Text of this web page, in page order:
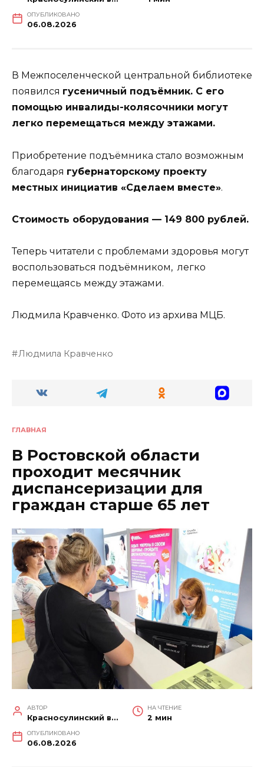
ОПУБЛИКОВАНО
06.08.2026
В Межпоселенческой центральной библиотеке
появился гусеничный подъёмник. С его
помощью инвалиды-колясочники могут
легко перемещаться между этажами.
Приобретение подъёмника стало возможным
благодаря губернаторскому проекту
местных инициатив «Сделаем вместе».
Стоимость оборудования — 149 800 рублей.
Теперь читатели с проблемами здоровья могут
воспользоваться подъёмником, легко
перемещаясь между этажами.
Людмила Кравченко. Фото из архива МЦБ.
Людмила Кравченко
ГЛАВНАЯ
В Ростовской области
проходит месячник
диспансеризации для
граждан старше 65 лет
АВТОР
Красносулинский вестник
НА ЧТЕНИЕ
2 мин
ОПУБЛИКОВАНО
06.08.2026